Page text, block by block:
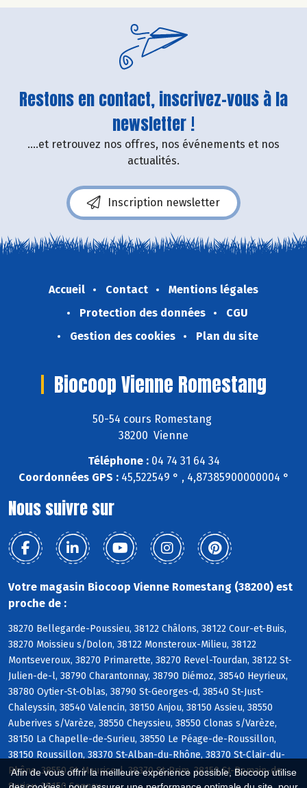
Afin de vous offrir la meilleure expérience possible, Biocoop utilise
Restons en contact, inscrivez-vous à la
newsletter !
....et retrouvez nos offres, nos événements et nos
actualités.
Inscription newsletter
Accueil Contact
Mentions légales
Protection des données
CGU
Gestion des cookies
Plan du site
Biocoop Vienne Romestang
50-54 cours Romestang
38200 Vienne
Téléphone :04 74 31 64 34
Coordonnées GPS :45,522549 ° , 4,87385900000004 °
Nous suivre sur
Votre magasin Biocoop Vienne Romestang (38200) est
proche de :
38270 Bellegarde-Poussieu, 38122 Châlons, 38122 Cour-et-Buis,
38270 Moissieu s/Dolon, 38122 Monsteroux-Milieu, 38122
Montseveroux, 38270 Primarette, 38270 Revel-Tourdan, 38122 St-
Julien-de-l, 38790 Charantonnay, 38790 Diémoz, 38540 Heyrieux,
38780 Oytier-St-Oblas, 38790 St-Georges-d, 38540 St-Just-
Chaleyssin, 38540 Valencin, 38150 Anjou, 38150 Assieu, 38550
Auberives s/Varèze, 38550 Cheyssieu, 38550 Clonas s/Varèze,
38150 La Chapelle-de-Surieu, 38550 Le Péage-de-Roussillon,
38150 Roussillon, 38370 St-Alban-du-Rhône, 38370 St-Clair-du-
Rhône, 38550 St-Maurice-l, 38370 St-Prim, 38150 St-Romain-de-